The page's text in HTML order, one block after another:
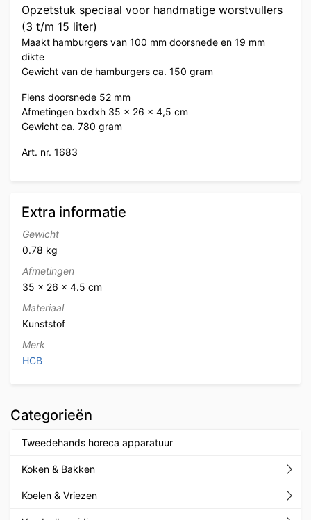
Opzetstuk speciaal voor handmatige worstvullers
(3 t/m 15 liter)
Maakt hamburgers van 100 mm doorsnede en 19 mm
dikte
Gewicht van de hamburgers ca. 150 gram
Flens doorsnede 52 mm
Afmetingen bxdxh 35 x 26 x 4,5 cm
Gewicht ca. 780 gram
Art. nr. 1683
Extra informatie
Gewicht
0.78 kg
Afmetingen
35 × 26 × 4.5 cm
Materiaal
Kunststof
Merk
HCB
Categorieën
Tweedehands horeca apparatuur
Koken & Bakken
Koelen & Vriezen